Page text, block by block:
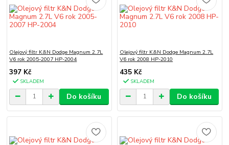
Olejový filtr K&N Dodge Magnum 2.7L
V6 rok 2005-2007 HP-2004
397 Kč
SKLADEM
Do košíku
Olejový filtr K&N Dodge Magnum 2.7L
V6 rok 2008 HP-2010
435 Kč
SKLADEM
Do košíku